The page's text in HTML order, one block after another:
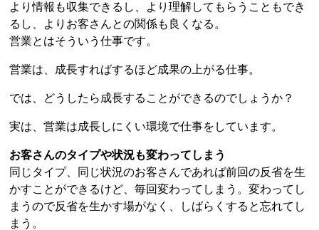
より情報も収集できるし、より理解してもらうこともでき
るし、よりお客さんとの関係も良くなる。
営業とはそういう仕事です。
営業は、成長すればするほど成果の上がる仕事。
では、どうしたら成長することができるのでしょうか？
実は、営業は成長しにくい環境で仕事をしています。
お客さんのタイプや状況も変わってしまう
同じタイプ、同じ状況のお客さんであれば前回の反省を生
かすことができるけど、毎回変わってしまう。変わってし
まうので反省を生かす場がなく、しばらくすると忘れてし
まう。